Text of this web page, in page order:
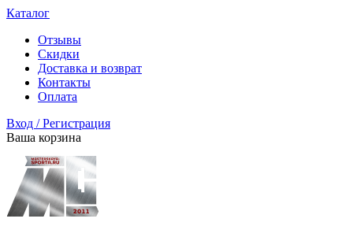
Каталог
Отзывы
Скидки
Доставка и возврат
Контакты
Оплата
Вход / Регистрация
Ваша корзина